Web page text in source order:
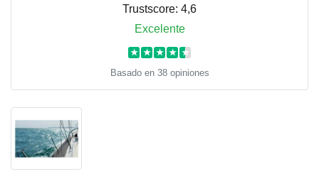
Trustscore: 4,6
Excelente
★ ★ ★ ★ ★
Basado en 38 opiniones